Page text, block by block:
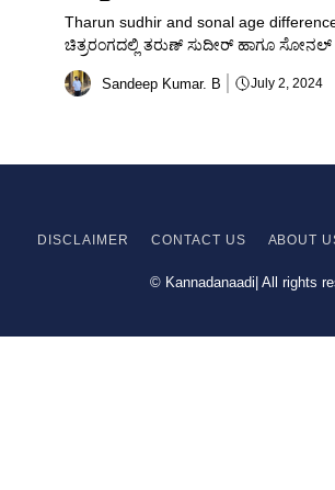
Tharun sudhir and sonal age
ಚಿತ್ರರಂಗದಲ್ಲಿ ತರುಣ್ ಸುದೀರ್ ಹಾಗೂ ಸೋನಲ್
Sandeep Kumar. B July 2, 2024
DISCLAIMER CONTACT US ABOUT
© Kannadanaadi| All rights